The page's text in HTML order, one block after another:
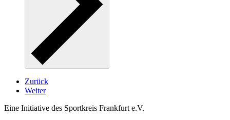
Zurück
Weiter
Eine Initiative des Sportkreis Frankfurt e.V.